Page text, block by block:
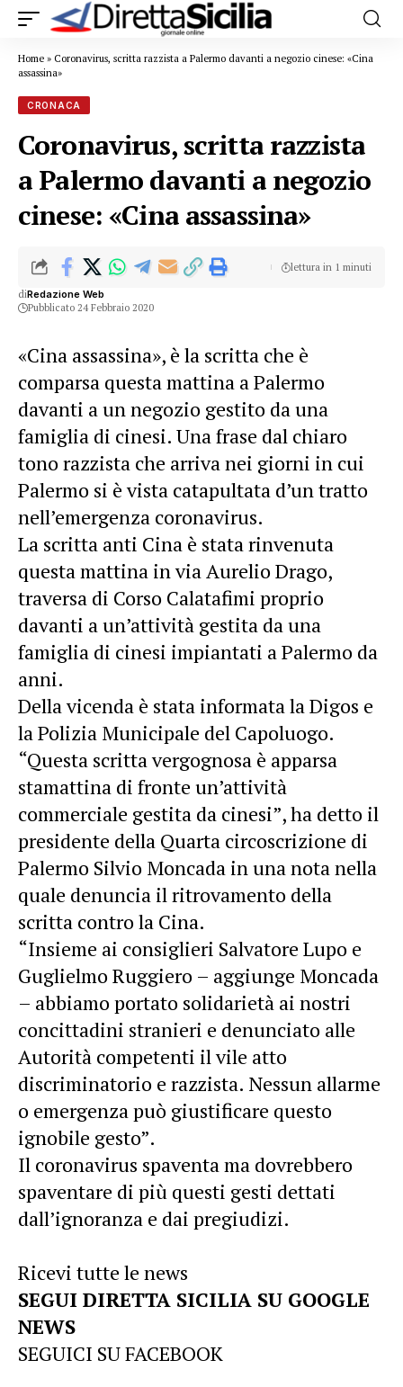
Home » Coronavirus, scritta razzista a Palermo davanti a negozio cinese: «Cina
assassina»
CRONACA
Coronavirus, scritta razzista
a Palermo davanti a negozio
cinese: «Cina assassina»
diRedazione Web
Pubblicato 24 Febbraio 2020
lettura in 1 minuti
«Cina assassina», è la scritta che è
comparsa questa mattina a Palermo
davanti a un negozio gestito da una
famiglia di cinesi. Una frase dal chiaro
tono razzista che arriva nei giorni in cui
Palermo si è vista catapultata d’un tratto
nell’emergenza coronavirus.
La scritta anti Cina è stata rinvenuta
questa mattina in via Aurelio Drago,
traversa di Corso Calatafimi proprio
davanti a un’attività gestita da una
famiglia di cinesi impiantati a Palermo da
anni.
Della vicenda è stata informata la Digos e
la Polizia Municipale del Capoluogo.
“Questa scritta vergognosa è apparsa
stamattina di fronte un’attività
commerciale gestita da cinesi”, ha detto il
presidente della Quarta circoscrizione di
Palermo Silvio Moncada in una nota nella
quale denuncia il ritrovamento della
scritta contro la Cina.
“Insieme ai consiglieri Salvatore Lupo e
Guglielmo Ruggiero – aggiunge Moncada
– abbiamo portato solidarietà ai nostri
concittadini stranieri e denunciato alle
Autorità competenti il vile atto
discriminatorio e razzista. Nessun allarme
o emergenza può giustificare questo
ignobile gesto”.
Il coronavirus spaventa ma dovrebbero
spaventare di più questi gesti dettati
dall’ignoranza e dai pregiudizi.
Ricevi tutte le news
SEGUI DIRETTA SICILIA SU GOOGLE
NEWS
SEGUICI SU FACEBOOK